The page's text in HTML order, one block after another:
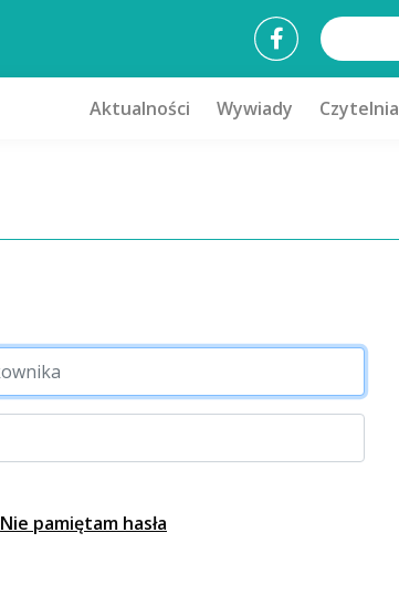
Aktualności Wywiady Czytelnia
Nie pamiętam hasła